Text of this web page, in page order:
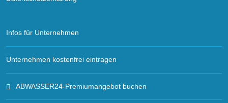
Infos für Unternehmen
Unternehmen kostenfrei eintragen
ABWASSER24-Premiumangebot buchen